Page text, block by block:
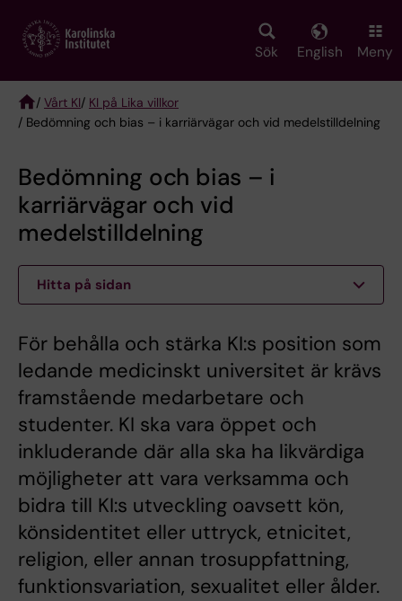
main
Sök English Meny
Breadcrumb
/ Vårt KI/ KI på Lika villkor
/ Bedömning och bias – i karriärvägar och vid medelstilldelning
Bedömning och bias – i
karriärvägar och vid
medelstilldelning
Hitta på sidan
För behålla och stärka KI:s position som
ledande medicinskt universitet är krävs
framstående medarbetare och
studenter. KI ska vara öppet och
inkluderande där alla ska ha likvärdiga
möjligheter att vara verksamma och
bidra till KI:s utveckling oavsett kön,
könsidentitet eller uttryck, etnicitet,
religion, eller annan trosuppfattning,
funktionsvariation, sexualitet eller ålder.